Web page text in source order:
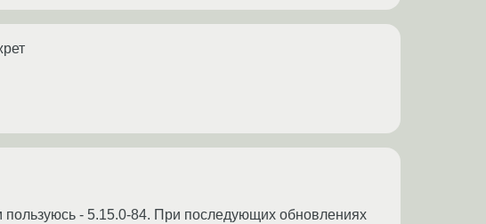
- 5.15.0-84. При последующих обновлениях